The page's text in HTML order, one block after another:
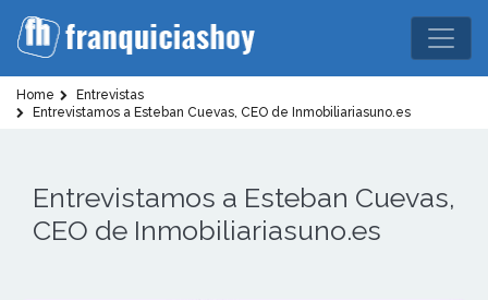
Home
Entrevistas
Entrevistamos a Esteban Cuevas, CEO de Inmobiliariasuno.es
Entrevistamos a Esteban Cuevas,
CEO de Inmobiliariasuno.es